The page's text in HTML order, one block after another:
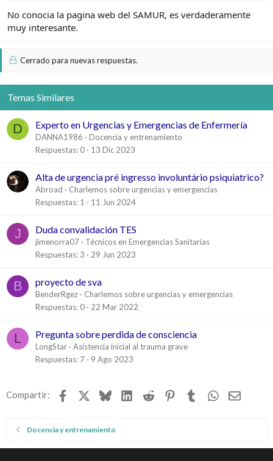
No conocia la pagina web del SAMUR, es verdaderamente
muy interesante.
Cerrado para nuevas respuestas.
Temas Similares
D Experto en Urgencias y Emergencias de Enfermería
DANNA1986
Docencia y entrenamiento
Respuestas 0 13 Dic 2023
Alta de urgencia pré ingresso involuntário psiquiatrico?
Abroad
Charlemos sobre urgencias y emergencias
Respuestas 1 11 Jun 2024
J Duda convalidación TES
jimenorra07
Técnicos en Emergencias Sanitarias
Respuestas 3 29 Jun 2023
B proyecto de sva
BenderRgez
Charlemos sobre urgencias y emergencias
Respuestas 0 22 Mar 2022
L Pregunta sobre perdida de consciencia
LongStar
Asistencia inicial al trauma grave
Respuestas 7 9 Ago 2023
Compartir: Facebook BlueskyLinkedIn
Reddit Pinterest
TumblrWhatsApp
Email
Docencia y entrenamiento